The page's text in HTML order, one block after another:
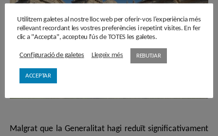
Malgrat que la Generalitat hagi reduït significativament
Utilitzem galetes al nostre lloc web per oferir-vos l’experiència més
rellevant recordant les vostres preferències i repetint visites. En fer
clic a "Accepta", accepteu l'ús de TOTES les galetes.
Configuració de galetes Llegeix més REBUTJAR
ACCEPTAR